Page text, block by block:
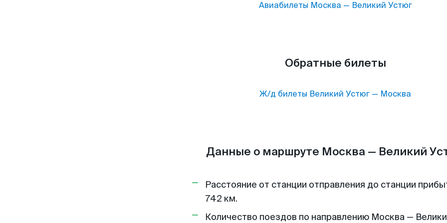
Авиабилеты Москва — Великий Устюг
Обратные билеты
Ж/д билеты Великий Устюг — Москва
Данные о маршруте Москва — Великий
Расстояние от станции отправления до станции
742 км.
Количество поездов по направлению Москва —